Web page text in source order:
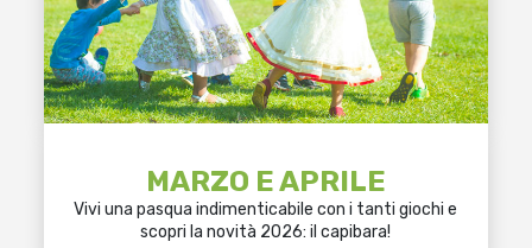
MARZO E APRILE
Vivi una pasqua indimenticabile con i tanti giochi e
scopri la novità 2026: il capibara!